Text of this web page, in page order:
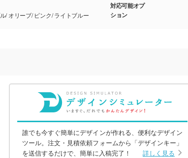
レッド/ オレンジ/ クリア/ ブラック/ イエロー/ パープル/ オリーブ/ ピンク/ ライトブルー
対応可能オプ
ション
誰でも今すぐ簡単にデザインが作れる、便利なデザイン
ツール。注文・見積依頼フォームから「デザインキー」
を送信するだけで、簡単に入稿完了！
詳しく見る